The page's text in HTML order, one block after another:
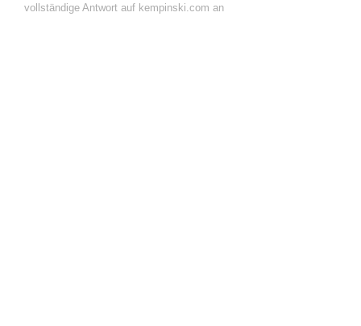
vollständige Antwort auf kempinski.com an